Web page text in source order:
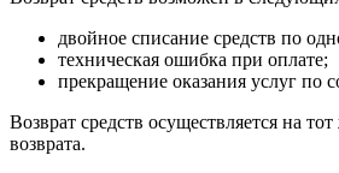
двойное списание средств по
техническая ошибка при оплате;
прекращение оказания услуг по
Возврат средств осуществляется на
возврата.